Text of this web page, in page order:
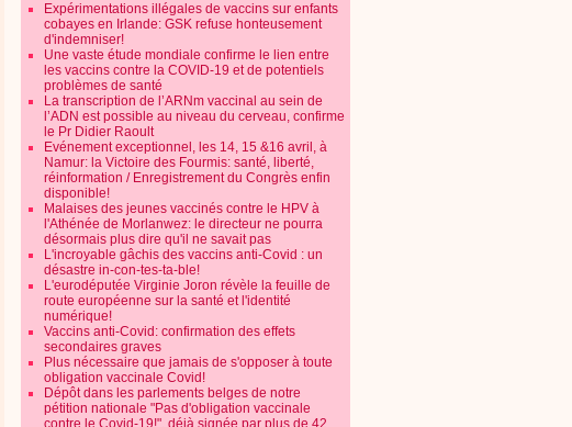
Expérimentations illégales de vaccins sur enfants
cobayes en Irlande: GSK refuse honteusement
d'indemniser!
Une vaste étude mondiale confirme le lien entre
les vaccins contre la COVID-19 et de potentiels
problèmes de santé
La transcription de l’ARNm vaccinal au sein de
l’ADN est possible au niveau du cerveau, confirme
le Pr Didier Raoult
Evénement exceptionnel, les 14, 15 &16 avril, à
Namur: la Victoire des Fourmis: santé, liberté,
réinformation / Enregistrement du Congrès enfin
disponible!
Malaises des jeunes vaccinés contre le HPV à
l'Athénée de Morlanwez: le directeur ne pourra
désormais plus dire qu'il ne savait pas
L'incroyable gâchis des vaccins anti-Covid : un
désastre in-con-tes-ta-ble!
L'eurodéputée Virginie Joron révèle la feuille de
route européenne sur la santé et l'identité
numérique!
Vaccins anti-Covid: confirmation des effets
secondaires graves
Plus nécessaire que jamais de s'opposer à toute
obligation vaccinale Covid!
Dépôt dans les parlements belges de notre
pétition nationale "Pas d'obligation vaccinale
contre le Covid-19!", déjà signée par plus de 42